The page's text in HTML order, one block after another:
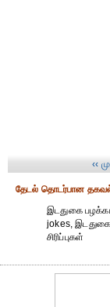
‹‹
தேட‌ல் தொட‌ர்பான
இடதுகை
jokes,
சிரிப்புகள்